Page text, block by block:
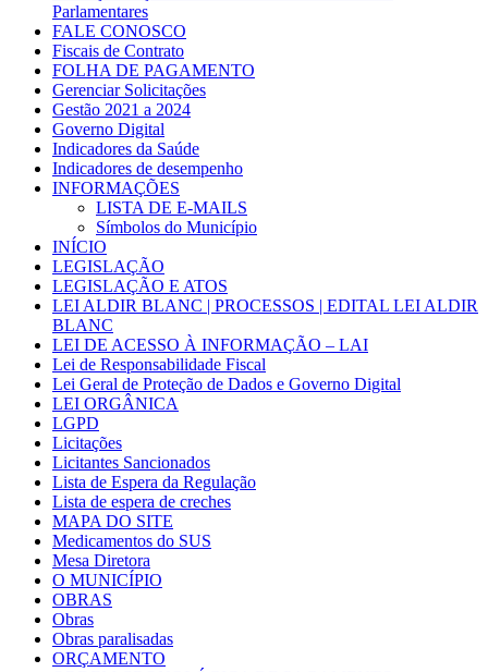
Parlamentares
FALE CONOSCO
Fiscais de Contrato
FOLHA DE PAGAMENTO
Gerenciar Solicitações
Gestão 2021 a 2024
Governo Digital
Indicadores da Saúde
Indicadores de desempenho
INFORMAÇÕES
LISTA DE E-MAILS
Símbolos do Município
INÍCIO
LEGISLAÇÃO
LEGISLAÇÃO E ATOS
LEI ALDIR BLANC | PROCESSOS | EDITAL LEI ALDIR
BLANC
LEI DE ACESSO À INFORMAÇÃO – LAI
Lei de Responsabilidade Fiscal
Lei Geral de Proteção de Dados e Governo Digital
LEI ORGÂNICA
LGPD
Licitações
Licitantes Sancionados
Lista de Espera da Regulação
Lista de espera de creches
MAPA DO SITE
Medicamentos do SUS
Mesa Diretora
O MUNICÍPIO
OBRAS
Obras
Obras paralisadas
ORÇAMENTO